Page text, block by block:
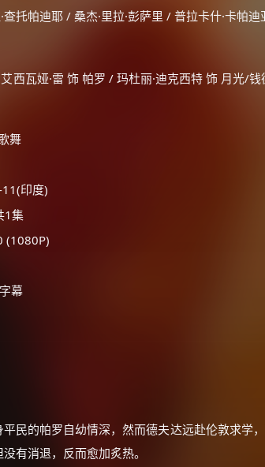
查托帕迪耶 / 桑杰·里拉·彭萨里 / 普拉卡什·卡帕迪
西瓦娅·雷 饰 帕罗 / 玛杜丽·迪克西特 饰 月光/
舞
印度)
1集
(1080P)
幕
民的帕罗自幼情深，然而德夫达远赴伦敦求学
有消退，反而愈加炙热。